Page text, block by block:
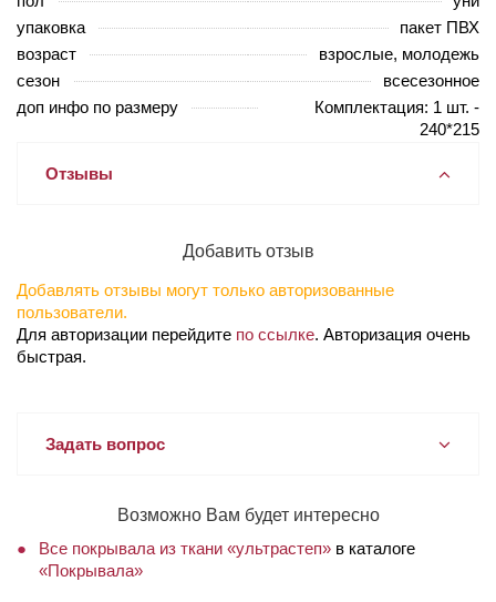
упаковка
пакет ПВХ
возраст
взрослые, молодежь
сезон
всесезонное
доп инфо по размеру
Комплектация: 1 шт. -
240*215
Отзывы
Добавить отзыв
Добавлять отзывы могут только авторизованные
пользователи.
Для авторизации перейдите по ссылке. Авторизация очень
быстрая.
Задать вопрос
Возможно Вам будет интересно
Все покрывала из ткани «ультрастеп» в каталоге
«Покрывала»